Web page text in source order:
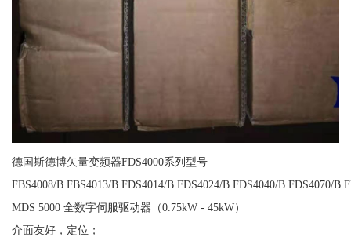
德国斯德博矢量变频器FDS4000系列型号
FBS4008/B FBS4013/B FDS4014/B FDS4024/B FDS4040/B FDS4070/B
MDS 5000 全数字伺服驱动器（0.75kW - 45kW）
介面友好，定位；